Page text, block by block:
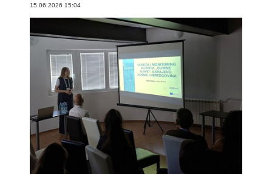
15.06.2026 15:04